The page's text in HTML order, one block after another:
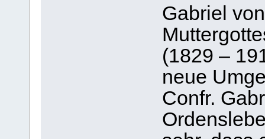
Gabriel
(1829 –
neue
Confr.